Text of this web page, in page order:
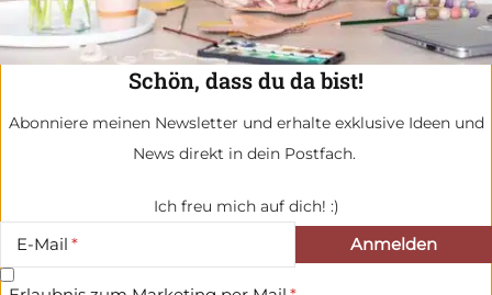
Schön, dass du da bist!
Abonniere meinen Newsletter und erhalte exklusive Ideen und
News direkt in dein Postfach.
Ich freu mich auf dich! :)
E-Mail